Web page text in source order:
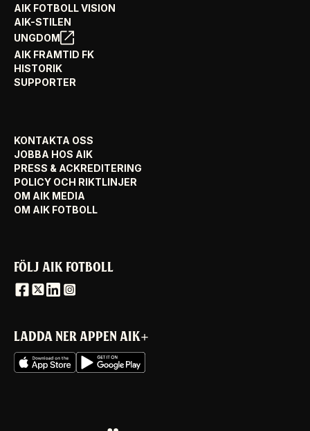
AIK FOTBOLL VISION
AIK-STILEN
UNGDOM
AIK FRAMTID FK
HISTORIK
SUPPORTER
KONTAKTA OSS
JOBBA HOS AIK
PRESS & ACKREDITERING
POLICY OCH RIKTLINJER
OM AIK MEDIA
OM AIK FOTBOLL
FÖLJ AIK FOTBOLL
LADDA NER APPEN AIK+